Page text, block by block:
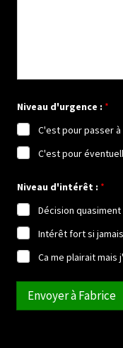
iNiveau d'urgence : *
C'est pour passer
C'est pour
Niveau d'intérêt : *
Décision
Intérêt fort si
Ca me plairait mais
Envoyer à Fabrice